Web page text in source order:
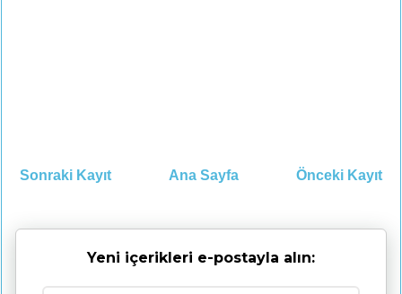
Sonraki Kayıt Önceki Kayıt
Ana Sayfa
Yeni içerikleri e-postayla alın: